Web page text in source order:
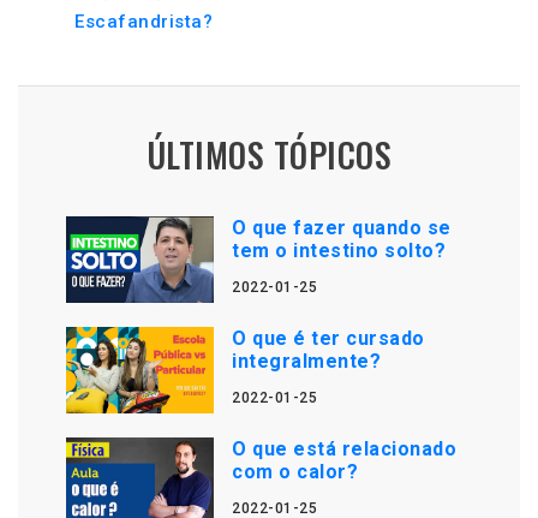
Escafandrista?
ÚLTIMOS TÓPICOS
O que fazer quando se
tem o intestino solto?
2022-01-25
O que é ter cursado
integralmente?
2022-01-25
O que está relacionado
com o calor?
2022-01-25